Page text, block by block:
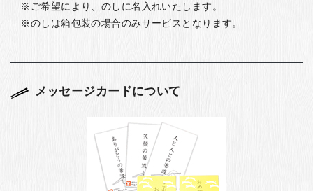
ご希望により、のしに名入れいたします。
のしは箱包装の場合のみサービスとなります。
メッセージカードについて